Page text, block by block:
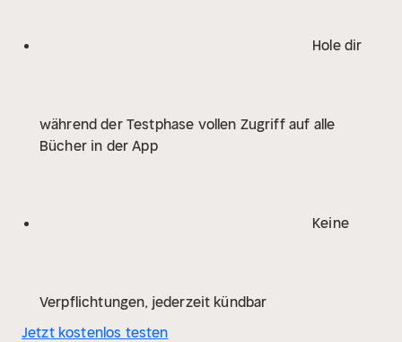
Hole dir
während der Testphase vollen Zugriff auf alle
Bücher in der App
Keine
Verpflichtungen, jederzeit kündbar
Jetzt kostenlos testen